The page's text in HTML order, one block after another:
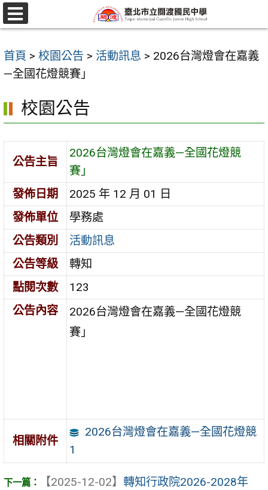
跳
至
要
區
選
單
首頁 > 校園公告 > 活動訊息 > 2026台灣燈會在嘉義
—全國花燈競賽」
校園公告
公告主旨
2026台灣燈會在嘉義—全國花燈競
賽」
發佈日期
2025 年 12 月 01 日
發佈單位
學務處
公告類別
活動訊息
公告等級
轉知
點閱次數
123
公告內容
2026台灣燈會在嘉義—全國花燈競
賽」
相關附件
2026台灣燈會在嘉義—全國花燈競
1
【2025-12-02】 轉知行政院2026-2028年